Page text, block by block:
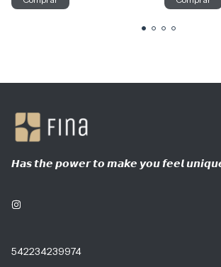
𝙃𝙖𝙨 𝙩𝙝𝙚 𝙥𝙤𝙬𝙚𝙧 𝙩𝙤 𝙢𝙖𝙠𝙚 𝙮𝙤𝙪 𝙛𝙚𝙚𝙡
542234239974